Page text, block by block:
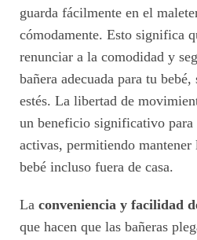
guarda fácilmente en el
cómodamente. Esto significa
renunciar a la comodidad y
bañera adecuada para tu
estés. La libertad de
un beneficio significativo
activas, permitiendo
bebé incluso fuera de casa.
La conveniencia y facilidad
que hacen que las bañeras